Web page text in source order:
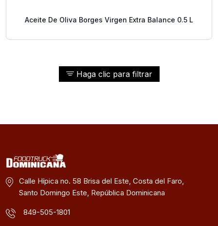
Haga clic para filtrar
Aceite De Oliva Borges Virgen Extra Balance 0.5 L
Calle Hípica no. 58 Brisa del Este, Costa del Faro,
Santo Domingo Este, República Dominicana
849-505-1801